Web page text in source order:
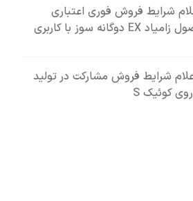
فوری اعتباری
مشارکت در تولید